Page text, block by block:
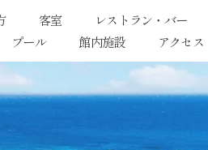
客室
レストラン・バー
プール 館内施設 アクセス